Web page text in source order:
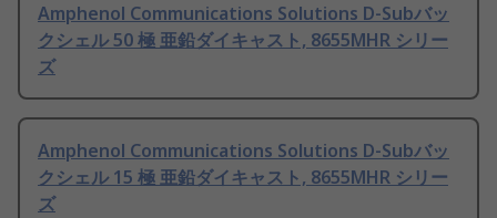
Amphenol Communications Solutions D-Subバッ
クシェル 50 極 亜鉛ダイキャスト, 8655MHR シリー
ズ
Amphenol Communications Solutions D-Subバッ
クシェル 15 極 亜鉛ダイキャスト, 8655MHR シリー
ズ